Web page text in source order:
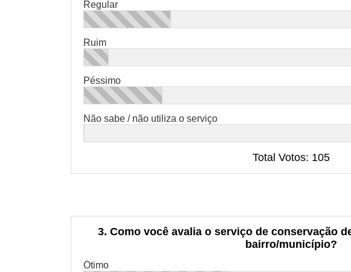
Regular
Ruim
Péssimo
Não sabe / não utiliza o serviço
Total Votos: 105
3. Como você avalia o serviço de conservação
bairro/município?
Ótimo